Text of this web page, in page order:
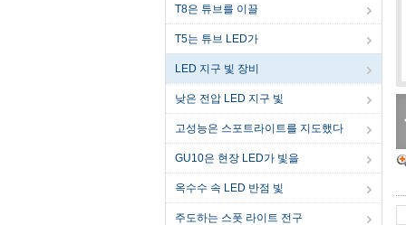
T8은 튜브를 이끌
T5는 튜브 LED가
LED 지구 빛 장비
낮은 전압 LED 지구 빛
고성능은 스포트라이트를 지도했다
GU10은 현장 LED가 빛을
옥수수 속 LED 반점 빛
주도하는 스폿 라이트 전구